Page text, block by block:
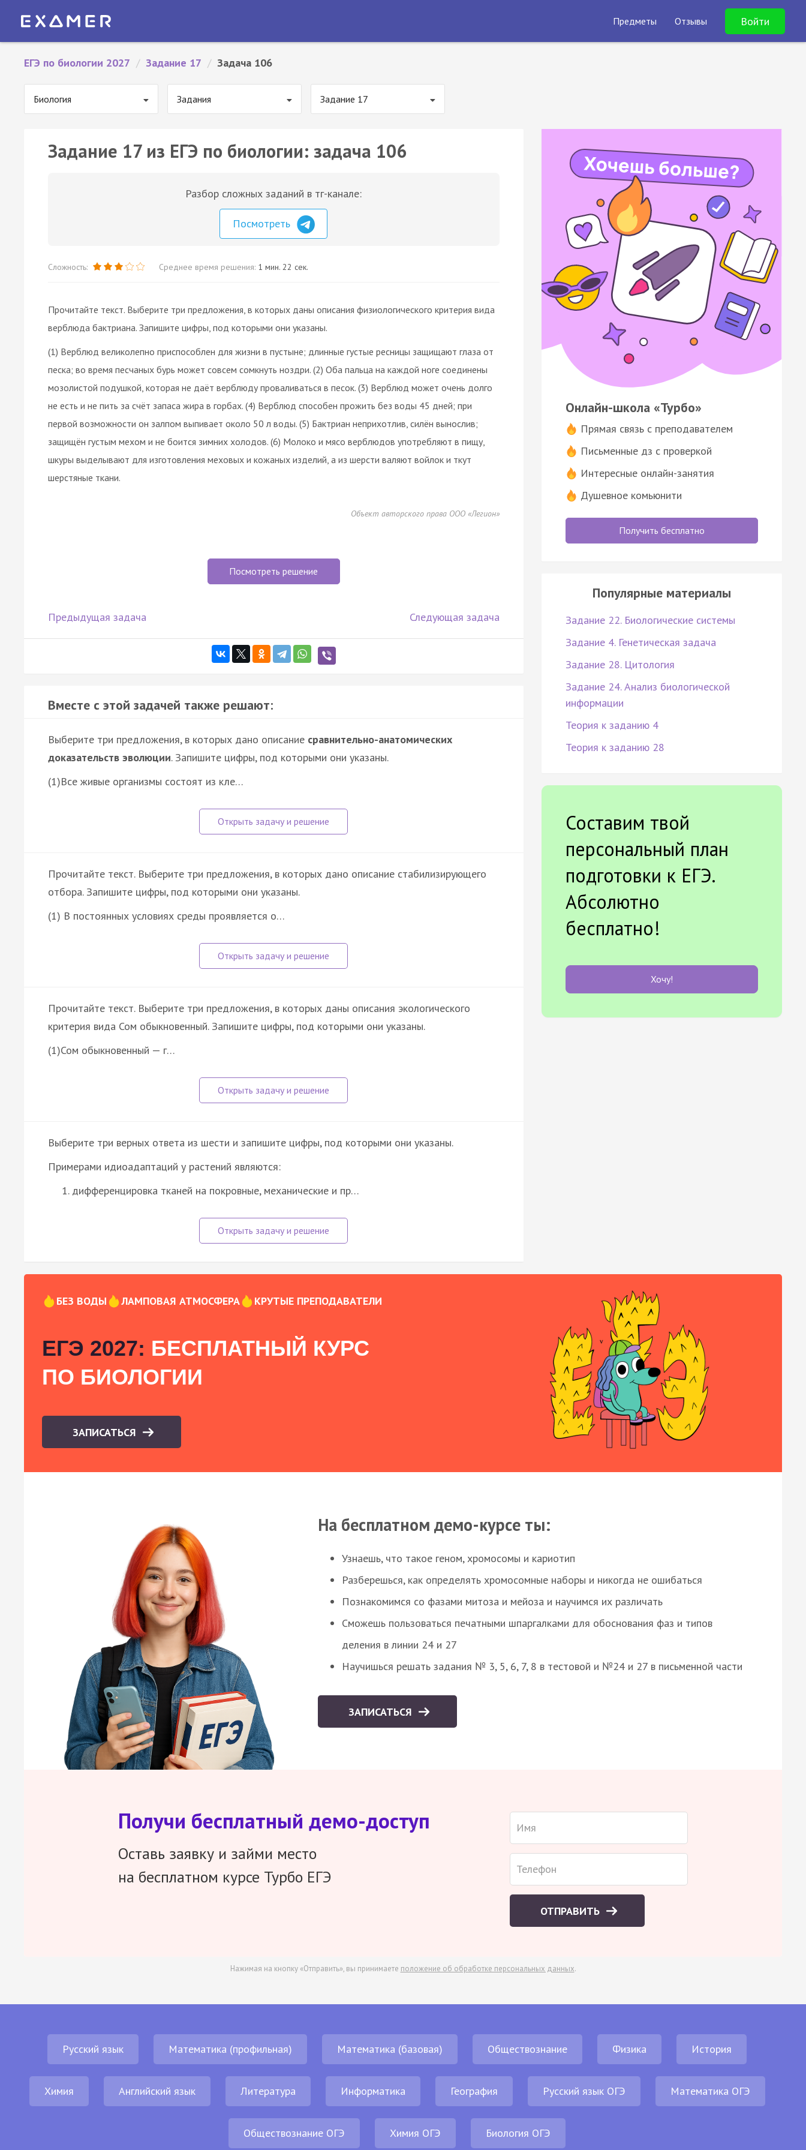
Предметы Отзывы Войти
ЕГЭ по биологии 2027 / Задание 17 / Задача 106
Биология Задания Задание 17
Задание 17 из ЕГЭ по биологии: задача 106
Разбор сложных заданий в тг-канале:
Посмотреть
Сложность: Среднее время решения: 1 мин. 22 сек.
Прочитайте текст. Выберите три предложения, в которых даны описания физиологического критерия вида
верблюда бактриана. Запишите цифры, под которыми они указаны.
(1) Верблюд великолепно приспособлен для жизни в пустыне; длинные густые ресницы защищают глаза от
песка; во время песчаных бурь может совсем сомкнуть ноздри. (2) Оба пальца на каждой ноге соединены
мозолистой подушкой, которая не даёт верблюду проваливаться в песок. (3) Верблюд может очень долго
не есть и не пить за счёт запаса жира в горбах. (4) Верблюд способен прожить без воды 45 дней; при
первой возможности он залпом выпивает около 50 л воды. (5) Бактриан неприхотлив, силён вынослив;
защищён густым мехом и не боится зимних холодов. (6) Молоко и мясо верблюдов употребляют в пищу,
шкуры выделывают для изготовления меховых и кожаных изделий, а из шерсти валяют войлок и ткут
шерстяные ткани.
Объект авторского права ООО «Легион»
Посмотреть решение
Предыдущая задача Следующая задача
Вместе с этой задачей также решают:
Выберите три предложения, в которых дано описание сравнительно-анатомических
доказательств эволюции. Запишите цифры, под которыми они указаны.
(1)Все живые организмы состоят из кле…
Прочитайте текст. Выберите три предложения, в которых дано описание стабилизирующего
отбора. Запишите цифры, под которыми они указаны.
(1) В постоянных условиях среды проявляется о…
Прочитайте текст. Выберите три предложения, в которых даны описания экологического
критерия вида Сом обыкновенный. Запишите цифры, под которыми они указаны.
(1)Сом обыкновенный — г…
Выберите три верных ответа из шести и запишите цифры, под которыми они указаны.
Примерами идиоадаптаций у растений являются:
дифференцировка тканей на покровные, механические и пр…
Онлайн-школа «Турбо»
Прямая связь с преподавателем
Письменные дз с проверкой
Интересные онлайн-занятия
Душевное комьюнити
Получить бесплатно
Популярные материалы
Задание 22. Биологические системы
Задание 4. Генетическая задача
Задание 28. Цитология
Задание 24. Анализ биологической
информации
Теория к заданию 4
Теория к заданию 28
Составим твой
персональный план
подготовки к ЕГЭ.
Абсолютно
бесплатно!
Хочу!
БЕЗ ВОДЫ ЛАМПОВАЯ АТМОСФЕРА КРУТЫЕ ПРЕПОДАВАТЕЛИ
ЕГЭ 2027: БЕСПЛАТНЫЙ КУРС
ПО БИОЛОГИИ
ЗАПИСАТЬСЯ
На бесплатном демо-курсе ты:
Узнаешь, что такое геном, хромосомы и кариотип
Разберешься, как определять хромосомные наборы и никогда не ошибаться
Познакомимся со фазами митоза и мейоза и научимся их различать
Сможешь пользоваться печатными шпаргалками для обоснования фаз и типов
деления в линии 24 и 27
Научишься решать задания № 3, 5, 6, 7, 8 в тестовой и №24 и 27 в письменной части
ЗАПИСАТЬСЯ
Получи бесплатный демо-доступ
Оставь заявку и займи место
на бесплатном курсе Турбо ЕГЭ
ОТПРАВИТЬ
Нажимая на кнопку «Отправить», вы принимаете положение об обработке персональных данных.
Русский язык Математика (профильная) Математика (базовая) Обществознание Физика История
Химия Английский язык Литература Информатика География Русский язык ОГЭ Математика ОГЭ
Обществознание ОГЭ Химия ОГЭ Биология ОГЭ